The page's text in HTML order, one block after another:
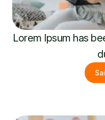
Lorem Ipsum has